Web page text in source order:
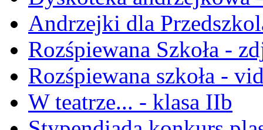
Andrzejki dla
Rozśpiewana Szkoła -
Rozśpiewana szkoła -
W teatrze... - klasa IIb